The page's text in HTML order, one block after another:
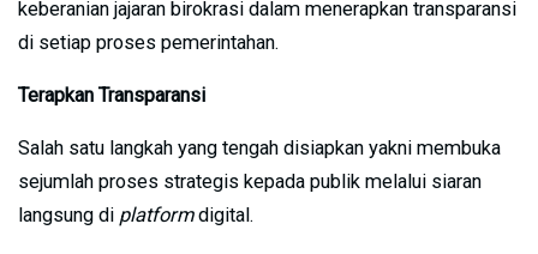
keberanian jajaran birokrasi dalam menerapkan transparansi
di setiap proses pemerintahan.
Terapkan Transparansi
Salah satu langkah yang tengah disiapkan yakni membuka
sejumlah proses strategis kepada publik melalui siaran
langsung di platformdigital.